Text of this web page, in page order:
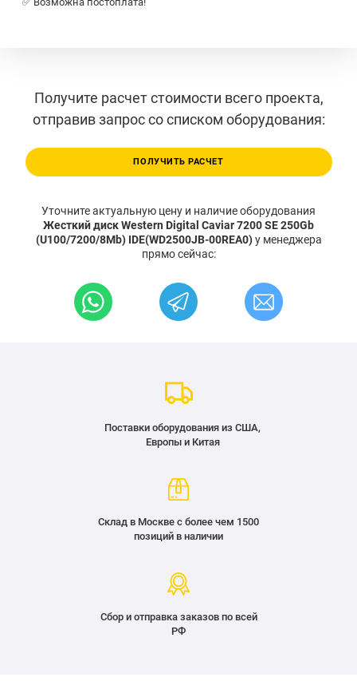
Получите расчет стоимости всего проекта,
отправив запрос со списком оборудования:
ПОЛУЧИТЬ РАСЧЕТ
Уточните актуальную цену и наличие оборудования
Жесткий диск Western Digital Caviar 7200 SE 250Gb
(U100/7200/8Mb) IDE(WD2500JB-00REA0)у менеджера
прямо сейчас:
Поставки оборудования из США,
Европы и Китая
Склад в Москве с более чем 1500
позиций в наличии
Сбор и отправка заказов по всей
РФ